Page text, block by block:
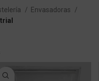
Envasadoras